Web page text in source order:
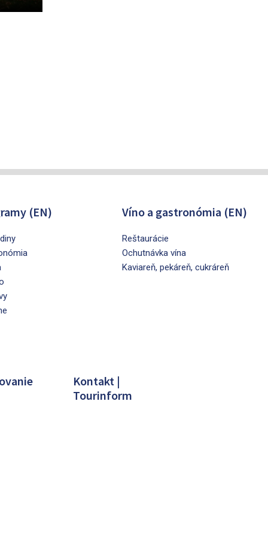
(EN) Víno a gastronómia (EN)
Reštaurácie
Ochutnávka vína
Kaviareň, pekáreň, cukráreň
Kontakt |
Tourinform